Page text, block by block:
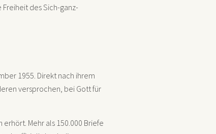
des Sich-ganz-
1955. Direkt nach ihrem
versprochen, bei Gott für
Mehr als 150.000 Briefe